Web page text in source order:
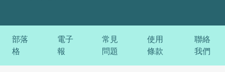
部落
格
電子
報
常見
問題
使用
條款
聯絡
我們